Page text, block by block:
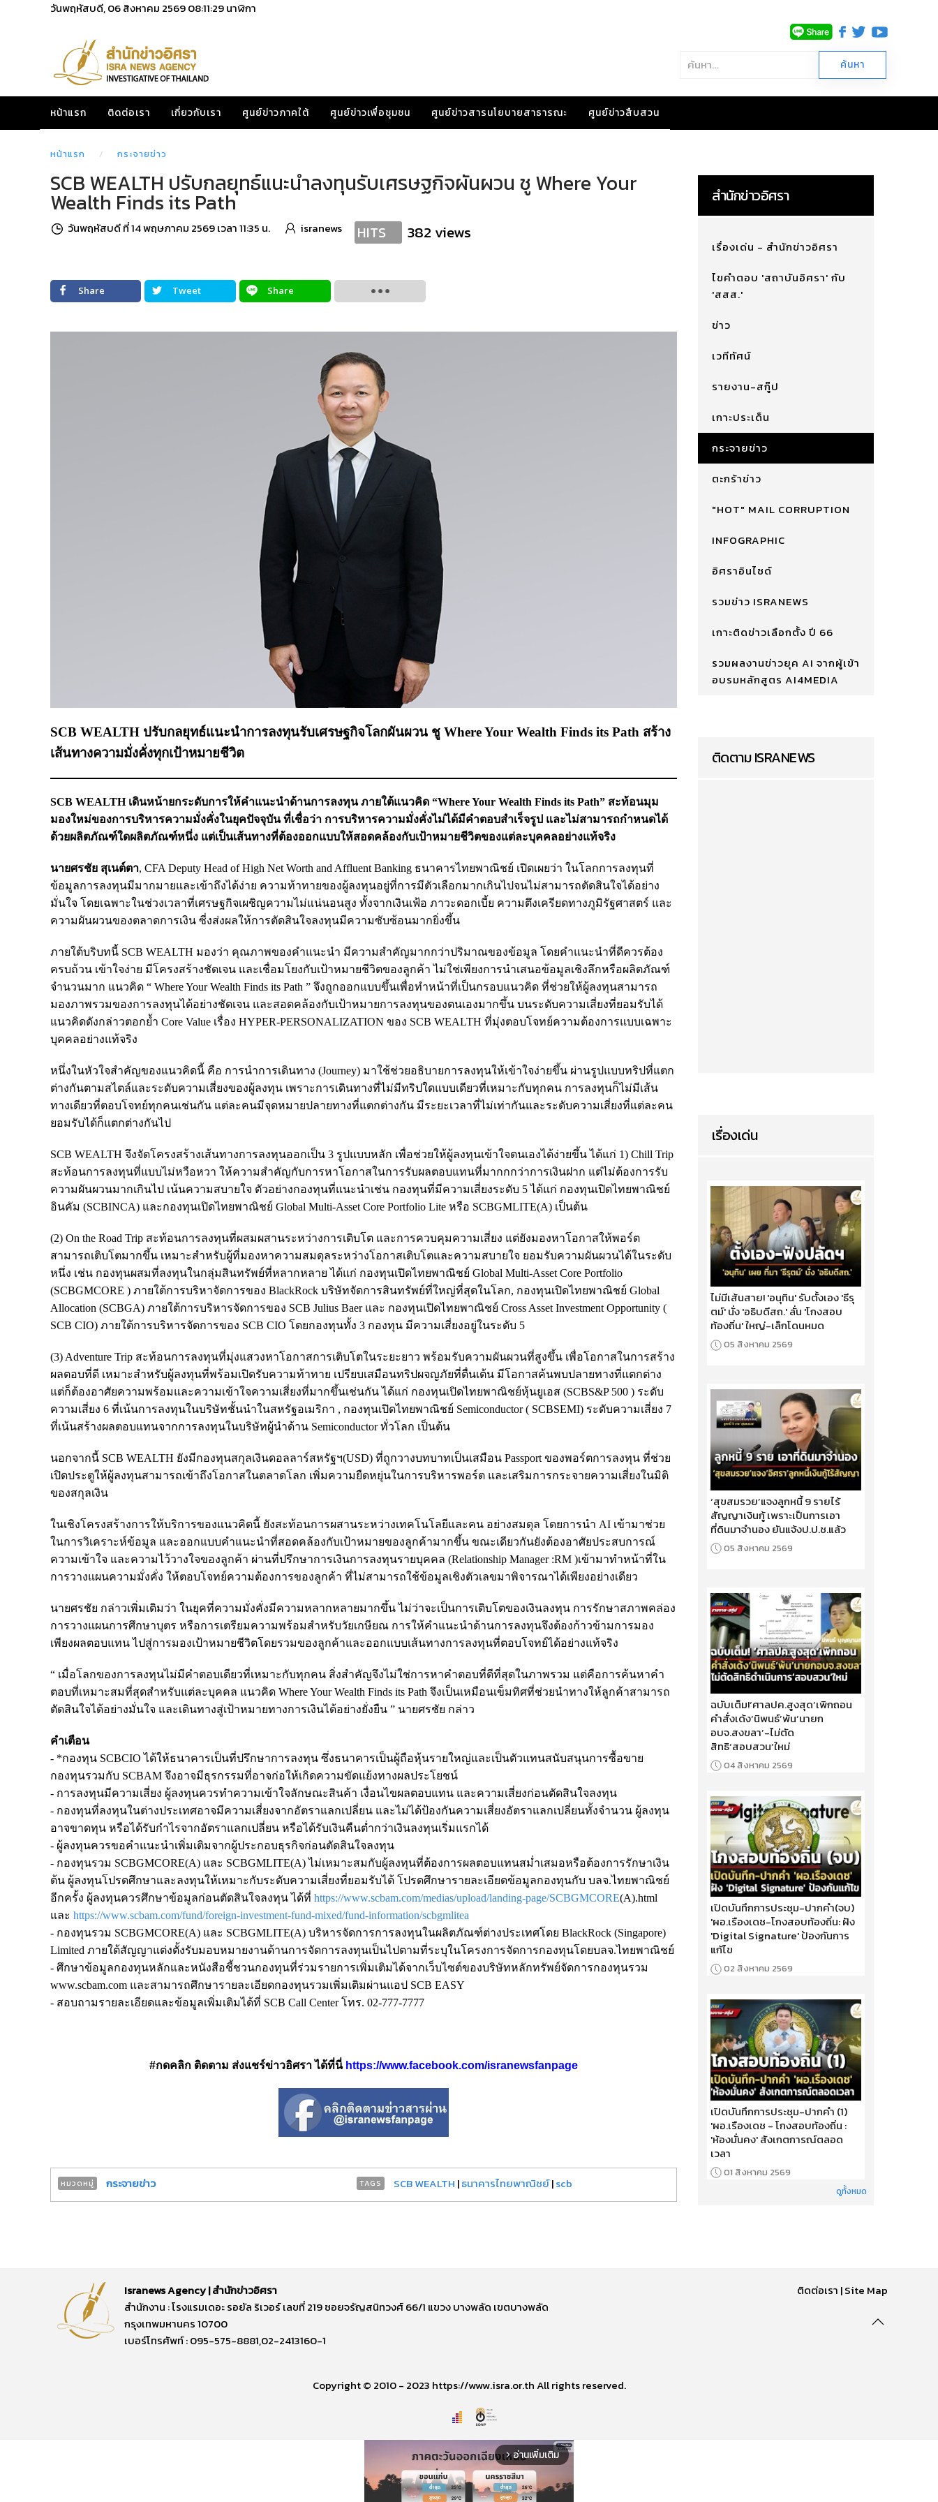
วันพฤหัสบดี, 06 สิงหาคม 256908:11:30นาฬิกา
หน้าแรก ติดต่อเรา เกี่ยวกับเรา ศูนย์ข่าวภาคใต้ ศูนย์ข่าวเพื่อชุมชน ศูนย์ข่าวสารนโยบายสาธารณะ ศูนย์ข่าวสืบสวน
หน้าแรก กระจายข่าว
SCB WEALTH ปรับกลยุทธ์แนะนำลงทุนรับเศรษฐกิจผันผวน ชู Where Your
Wealth Finds its Path
วันพฤหัสบดี ที่ 14 พฤษภาคม 2569 เวลา 11:35 น. isranews HITS 382 views
Share Tweet Share
SCB WEALTH ปรับกลยุทธ์แนะนำการลงทุนรับเศรษฐกิจโลกผันผวน ชู Where Your Wealth Finds its Path สร้าง
เส้นทางความมั่งคั่งทุกเป้าหมายชีวิต
SCB WEALTH เดินหน้ายกระดับการให้คำแนะนำด้านการลงทุน ภายใต้แนวคิด “Where Your Wealth Finds its Path” สะท้อนมุม
มองใหม่ของการบริหารความมั่งคั่งในยุคปัจจุบัน ที่เชื่อว่า การบริหารความมั่งคั่งไม่ได้มีคำตอบสำเร็จรูป และไม่สามารถกำหนดได้
ด้วยผลิตภัณฑ์ใดผลิตภัณฑ์หนึ่ง แต่เป็นเส้นทางที่ต้องออกแบบให้สอดคล้องกับเป้าหมายชีวิตของแต่ละบุคคลอย่างแท้จริง
นายศรชัย สุเนต์ตา, CFA Deputy Head of High Net Worth and Affluent Banking ธนาคารไทยพาณิชย์ เปิดเผยว่า ในโลกการลงทุนที่
ข้อมูลการลงทุนมีมากมายและเข้าถึงได้ง่าย ความท้าทายของผู้ลงทุนอยู่ที่การมีตัวเลือกมากเกินไปจนไม่สามารถตัดสินใจได้อย่าง
มั่นใจ โดยเฉพาะในช่วงเวลาที่เศรษฐกิจเผชิญความไม่แน่นอนสูง ทั้งจากเงินเฟ้อ ภาวะดอกเบี้ย ความตึงเครียดทางภูมิรัฐศาสตร์ และ
ความผันผวนของตลาดการเงิน ซี่งส่งผลให้การตัดสินใจลงทุนมีความซับซ้อนมากยิ่งขึ้น
ภายใต้บริบทนี้ SCB WEALTH มองว่า คุณภาพของคำแนะนำ มีความสำคัญมากกว่าปริมาณของข้อมูล โดยคำแนะนำที่ดีควรต้อง
ครบถ้วน เข้าใจง่าย มีโครงสร้างชัดเจน และเชื่อมโยงกับเป้าหมายชีวิตของลูกค้า ไม่ใช่เพียงการนำเสนอข้อมูลเชิงลึกหรือผลิตภัณฑ์
จำนวนมาก แนวคิด “ Where Your Wealth Finds its Path ” จึงถูกออกแบบขึ้นเพื่อทำหน้าที่เป็นกรอบแนวคิด ที่ช่วยให้ผู้ลงทุนสามารถ
มองภาพรวมของการลงทุนได้อย่างชัดเจน และสอดคล้องกับเป้าหมายการลงทุนของตนเองมากขึ้น บนระดับความเสี่ยงที่ยอมรับได้
แนวคิดดังกล่าวตอกย้ำ Core Value เรื่อง HYPER-PERSONALIZATION ของ SCB WEALTH ที่มุ่งตอบโจทย์ความต้องการแบบเฉพาะ
บุคคลอย่างแท้จริง
หนึ่งในหัวใจสำคัญของแนวคิดนี้ คือ การนำการเดินทาง (Journey) มาใช้ช่วยอธิบายการลงทุนให้เข้าใจง่ายขึ้น ผ่านรูปแบบทริปที่แตก
ต่างกันตามสไตล์และระดับความเสี่ยงของผู้ลงทุน เพราะการเดินทางที่ไม่มีทริปใดแบบเดียวที่เหมาะกับทุกคน การลงทุนก็ไม่มีเส้น
ทางเดียวที่ตอบโจทย์ทุกคนเช่นกัน แต่ละคนมีจุดหมายปลายทางที่แตกต่างกัน มีระยะเวลาที่ไม่เท่ากันและระดับความเสี่ยงที่แต่ละคน
ยอมรับได้ก็แตกต่างกันไป
SCB WEALTH จึงจัดโครงสร้างเส้นทางการลงทุนออกเป็น 3 รูปแบบหลัก เพื่อช่วยให้ผู้ลงทุนเข้าใจตนเองได้ง่ายขึ้น ได้แก่ 1) Chill Trip
สะท้อนการลงทุนที่แบบไม่หวือหวา ให้ความสำคัญกับการหาโอกาสในการรับผลตอบแทนที่มากกกว่าการเงินฝาก แต่ไม่ต้องการรับ
ความผันผวนมากเกินไป เน้นความสบายใจ ตัวอย่างกองทุนที่แนะนำเช่น กองทุนที่มีความเสี่ยงระดับ 5 ได้แก่ กองทุนเปิดไทยพาณิชย์
อินคัม (SCBINCA) และกองทุนเปิดไทยพาณิชย์ Global Multi-Asset Core Portfolio Lite หรือ SCBGMLITE(A) เป็นต้น
(2) On the Road Trip สะท้อนการลงทุนที่ผสมผสานระหว่างการเติบโต และการควบคุมความเสี่ยง แต่ยังมองหาโอกาสให้พอร์ต
สามารถเติบโตมากขึ้น เหมาะสำหรับผู้ที่มองหาความสมดุลระหว่างโอกาสเติบโตและความสบายใจ ยอมรับความผันผวนได้ในระดับ
หนึ่ง เช่น กองทุนผสมที่ลงทุนในกลุ่มสินทรัพย์ที่หลากหลาย ได้แก่ กองทุนเปิดไทยพาณิชย์ Global Multi-Asset Core Portfolio
(SCBGMCORE ) ภายใต้การบริหาจัดการของ BlackRock บริษัทจัดการสินทรัพย์ที่ใหญ่ที่สุดในโลก, กองทุนเปิดไทยพาณิชย์ Global
Allocation (SCBGA) ภายใต้การบริหารจัดการของ SCB Julius Baer และ กองทุนเปิดไทยพาณิชย์ Cross Asset Investment Opportunity (
SCB CIO) ภายใต้การบริหารจัดการของ SCB CIO โดยกองทุนทั้ง 3 กองทุน มีความเสี่ยงอยู่ในระดับ 5
(3) Adventure Trip สะท้อนการลงทุนที่มุ่งแสวงหาโอกาสการเติบโตในระยะยาว พร้อมรับความผันผวนที่สูงขึ้น เพื่อโอกาสในการสร้าง
ผลตอบที่ดี เหมาะสำหรับผู้ลงทุนที่พร้อมเปิดรับความท้าทาย เปรียบเสมือนทริปผจญภัยที่ตื่นเต้น มีโอกาสค้นพบปลายทางที่แตกต่าง
แต่ก็ต้องอาศัยความพร้อมและความเข้าใจความเสี่ยงที่มากขึ้นเช่นกัน ได้แก่ กองทุนเปิดไทยพาณิชย์หุ้นยูเอส (SCBS&P 500 ) ระดับ
ความเสี่ยง 6 ที่เน้นการลงทุนในบริษัทชั้นนำในสหรัฐอเมริกา , กองทุนเปิดไทยพาณิชย์ Semiconductor ( SCBSEMI) ระดับความเสี่ยง 7
ที่เน้นสร้างผลตอบแทนจากการลงทุนในบริษัทผู้นำด้าน Semiconductor ทั่วโลก เป็นต้น
นอกจากนี้ SCB WEALTH ยังมีกองทุนสกุลเงินดอลลาร์สหรัฐฯ(USD) ที่ถูกวางบทบาทเป็นเสมือน Passport ของพอร์ตการลงทุน ที่ช่วย
เปิดประตูให้ผู้ลงทุนสามารถเข้าถึงโอกาสในตลาดโลก เพิ่มความยืดหยุ่นในการบริหารพอร์ต และเสริมการกระจายความเสี่ยงในมิติ
ของสกุลเงิน
ในเชิงโครงสร้างการให้บริการของแนวคิดนี้ ยังสะท้อนการผสานระหว่างเทคโนโลยีและคน อย่างสมดุล โดยการนำ AI เข้ามาช่วย
ในการวิเคราะห์ข้อมูล และออกแบบคำแนะนำที่สอดคล้องกับเป้าหมายของลูกค้ามากขึ้น ขณะเดียวกันยังต้องอาศัยประสบการณ์
ความเข้าใจ และความไว้วางใจของลูกค้า ผ่านที่ปรึกษาการเงินการลงทุนรายบุคคล (Relationship Manager :RM )เข้ามาทำหน้าที่ใน
การวางแผนความมั่งคั่ง ให้ตอบโจทย์ความต้องการของลูกค้า ที่ไม่สามารถใช้ข้อมูลเชิงตัวเลขมาพิจารณาได้เพียงอย่างเดียว
นายศรชัย กล่าวเพิ่มเติมว่า ในยุคที่ความมั่งคั่งมีความหลากหลายมากขึ้น ไม่ว่าจะเป็นการเติบโตของเงินลงทุน การรักษาสภาพคล่อง
การวางแผนการศึกษาบุตร หรือการเตรียมความพร้อมสำหรับวัยเกษียณ การให้คำแนะนำด้านการลงทุนจึงต้องก้าวข้ามการมอง
เพียงผลตอบแทน ไปสู่การมองเป้าหมายชีวิตโดยรวมของลูกค้าและออกแบบเส้นทางการลงทุนที่ตอบโจทย์ได้อย่างแท้จริง
“ เมื่อโลกของการลงทุนไม่มีคำตอบเดียวที่เหมาะกับทุกคน สิ่งสำคัญจึงไม่ใช่การหาคำตอบที่ดีที่สุดในภาพรวม แต่คือการค้นหาคำ
ตอบที่เหมาะสมที่สุดสำหรับแต่ละบุคคล แนวคิด Where Your Wealth Finds its Path จึงเป็นเหมือนเข็มทิศที่ช่วยนำทางให้ลูกค้าสามารถ
ตัดสินใจได้อย่างมั่นใจ และเดินทางสู่เป้าหมายทางการเงินได้อย่างยั่งยืน ” นายศรชัย กล่าว
คำเตือน
- *กองทุน SCBCIO ได้ให้ธนาคารเป็นที่ปรึกษาการลงทุน ซึ่งธนาคารเป็นผู้ถือหุ้นรายใหญ่และเป็นตัวแทนสนับสนุนการซื้อขาย
กองทุนรวมกับ SCBAM จึงอาจมีธุรกรรมที่อาจก่อให้เกิดความขัดแย้งทางผลประโยชน์
- การลงทุนมีความเสี่ยง ผู้ลงทุนควรทำความเข้าใจลักษณะสินค้า เงื่อนไขผลตอบแทน และความเสี่ยงก่อนตัดสินใจลงทุน
- กองทุนที่ลงทุนในต่างประเทศอาจมีความเสี่ยงจากอัตราแลกเปลี่ยน และไม่ได้ป้องกันความเสี่ยงอัตราแลกเปลี่ยนทั้งจำนวน ผู้ลงทุน
อาจขาดทุน หรือได้รับกำไรจากอัตราแลกเปลี่ยน หรือได้รับเงินคืนต่ำกว่าเงินลงทุนเริ่มแรกได้
- ผู้ลงทุนควรขอคำแนะนำเพิ่มเติมจากผู้ประกอบธุรกิจก่อนตัดสินใจลงทุน
- กองทุนรวม SCBGMCORE(A) และ SCBGMLITE(A) ไม่เหมาะสมกับผู้ลงทุนที่ต้องการผลตอบแทนสม่ำเสมอหรือต้องการรักษาเงิน
ต้น ผู้ลงทุนโปรดศึกษาและลงทุนให้เหมาะกับระดับความเสี่ยงที่ยอมรับได้ โปรดศึกษารายละเอียดข้อมูลกองทุนกับ บลจ.ไทยพาณิชย์
อีกครั้ง ผู้ลงทุนควรศึกษาข้อมูลก่อนตัดสินใจลงทุน ได้ที่ https://www.scbam.com/medias/upload/landing-page/SCBGMCORE(A).html
และ https://www.scbam.com/fund/foreign-investment-fund-mixed/fund-information/scbgmlitea
- กองทุนรวม SCBGMCORE(A) และ SCBGMLITE(A) บริหารจัดการการลงทุนในผลิตภัณฑ์ต่างประเทศโดย BlackRock (Singapore)
Limited ภายใต้สัญญาแต่งตั้งรับมอบหมายงานด้านการจัดการลงทุนเป็นไปตามที่ระบุในโครงการจัดการกองทุนโดยบลจ.ไทยพาณิชย์
- ศึกษาข้อมูลกองทุนหลักและหนังสือชี้ชวนกองทุนที่ร่วมรายการเพิ่มเติมได้จากเว็บไซต์ของบริษัทหลักทรัพย์จัดการกองทุนรวม
www.scbam.com และสามารถศึกษารายละเอียดกองทุนรวมเพิ่มเติมผ่านแอป SCB EASY
- สอบถามรายละเอียดและข้อมูลเพิ่มเติมได้ที่ SCB Call Center โทร. 02-777-7777
#กดคลิก ติดตาม ส่งแชร์ข่าวอิศรา ได้ที่นี่ https://www.facebook.com/isranewsfanpage
หมวดหมู่ กระจายข่าว TAGS SCB WEALTH |ธนาคารไทยพาณิชย์|scb
สำนักข่าวอิศรา
เรื่องเด่น - สำนักข่าวอิศรา
ไขคำตอบ 'สถาบันอิศรา' กับ
'สสส.'
ข่าว
เวทีทัศน์
รายงาน-สกู๊ป
เกาะประเด็น
กระจายข่าว
ตะกร้าข่าว
"HOT" MAIL CORRUPTION
INFOGRAPHIC
อิศราอินไซด์
รวมข่าว ISRANEWS
เกาะติดข่าวเลือกตั้ง ปี 66
รวมผลงานข่าวยุค AI จากผู้เข้า
อบรมหลักสูตร AI4MEDIA
ติดตาม ISRANEWS
เรื่องเด่น
ไม่มีเส้นสาย! 'อนุทิน' รับตั้งเอง 'ธีรุ
ตม์' นั่ง 'อธิบดีสถ.' ลั่น 'โกงสอบ
ท้องถิ่น' ใหญ่-เล็กโดนหมด
05 สิงหาคม 2569
‘สุขสมรวย’แจงลูกหนี้ 9 รายไร้
สัญญาเงินกู้ เพราะเป็นการเอา
ที่ดินมาจำนอง ยันแจ้งป.ป.ช.แล้ว
05 สิงหาคม 2569
ฉบับเต็ม!‘ศาลปค.สูงสุด’เพิกถอน
คำสั่งเด้ง‘นิพนธ์’พ้น‘นายก
อบจ.สงขลา’-ไม่ตัด
สิทธิ‘สอบสวน’ใหม่
04 สิงหาคม 2569
เปิดบันทึกการประชุม-ปากคำ(จบ)
'ผอ.เรืองเดช-โกงสอบท้องถิ่น: ฝัง
'Digital Signature' ป้องกันการ
แก้ไข
02 สิงหาคม 2569
เปิดบันทึกการประชุม-ปากคำ (1)
'ผอ.เรืองเดช - โกงสอบท้องถิ่น :
'ห้องมั่นคง' สังเกตการณ์ตลอด
เวลา
01 สิงหาคม 2569
ดูทั้งหมด
Isranews Agency | สำนักข่าวอิศรา
สำนักงาน : โรงแรมเดอะ รอยัล ริเวอร์ เลขที่ 219 ซอยจรัญสนิทวงศ์ 66/1 แขวง บางพลัด เขตบางพลัด
กรุงเทพมหานคร 10700
เบอร์โทรศัพท์ : 095-575-8881,02-2413160-1
ติดต่อเรา |Site Map
Copyright © 2010 - 2023 https://www.isra.or.th All rights reserved.
arrow_forward_ios อ่านเพิ่มเติม